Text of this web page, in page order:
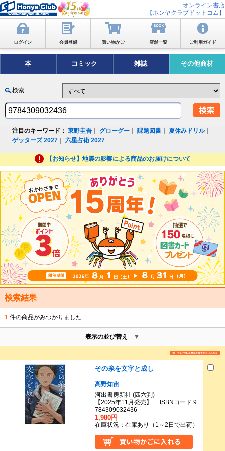
オンライン書店
【ホンヤクラブドットコム】
ログイン 会員登録 買い物かご 店舗一覧 ご利用ガイド
本 コミック 雑誌 その他商材
検索
注目のキーワード： 東野圭吾 グローグー ｜課題図書 ｜夏休みドリル｜
ゲッターズ 2027 ｜六星占術 2027
【お知らせ】地震の影響による商品のお届けについて
検索結果
1 件の商品がみつかりました
表示の並び替え
その糸を文字と成し
高野知宙
河出書房新社 (四六判)
【2025年11月発売】 ISBNコード 9
784309032436
1,980円
在庫状況：在庫あり（1～2日で出荷）